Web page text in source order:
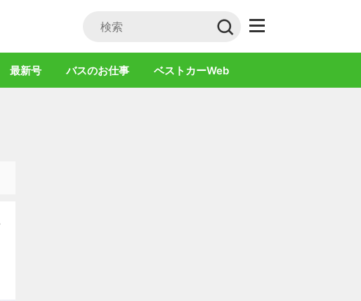
最新号 バスのお仕事 ベストカーWeb